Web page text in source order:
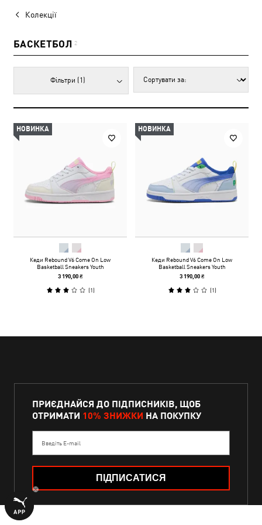
Колекції
БАСКЕТБОЛ 2
Фільтри (1)
НОВИНКА
Кеди Rebound V6 Come On Low
Basketball Sneakers Youth
3 190,00 ₴
(1)
НОВИНКА
Кеди Rebound V6 Come On Low
Basketball Sneakers Youth
3 190,00 ₴
(1)
ПРИЄДНАЙСЯ ДО ПІДПИСНИКІВ, ЩОБ
ОТРИМАТИ 10% ЗНИЖКИ НА ПОКУПКУ
Введіть E-mail
ПІДПИСАТИСЯ